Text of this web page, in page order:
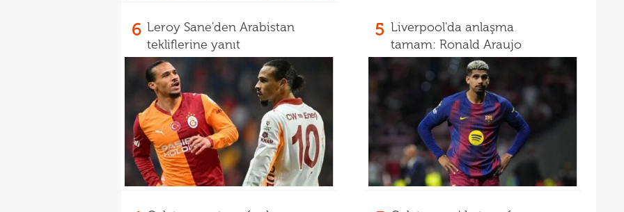
6 Leroy Sane'den Arabistan
tekliflerine yanıt
5 Liverpool'da anlaşma
tamam: Ronald Araujo